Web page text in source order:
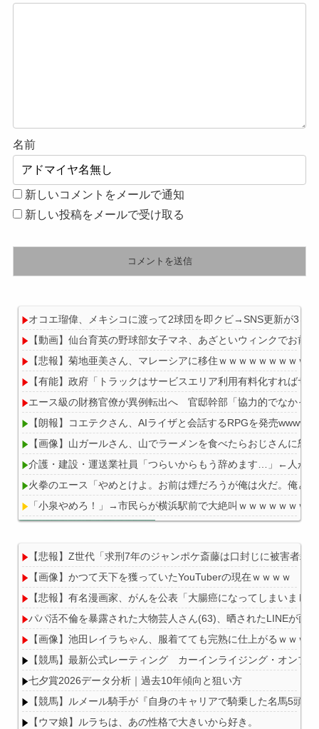
名前
新しいコメントをメールで通知
新しい投稿をメールで受け取る
オコエ瑠偉、メキシコに渡って2球団を即クビ→SNS更新が3ヶ
【動画】仙台育英の野球部女子マネ、あざといウィンクでお前
【悲報】菊地亜美さん、マレーシアに移住ｗｗｗｗｗｗｗｗｗ
【有能】政府「トラックはサービスエリア利用有料化すればサ
エース級の財務官僚が異例転出へ 官邸幹部「協力的でなかっ
【朗報】コエテクさん、AIライザと会話するRPGを発売
【画像】山ガールさん、山でラーメンを食べたらおじさんに怒
介護・建設・運送業社員「つらいからもう辞めます…」←人が
火拳のエース「やめとけよ。お前は煙だろうが俺は火だ。俺と
「小泉やめろ！」→市民らが横浜駅前で大絶叫ｗｗｗｗｗｗｗｗ
Powered by livedoor 相互RSS
【悲報】Z世代「求刑7年のジャンポケ斎藤は口封じに被害者
【画像】かつて天下を獲っていたYouTuberの現在ｗｗｗｗ
【悲報】有名漫画家、がんを公表「大腸癌になってしまいまし
パパ活不倫を暴露された大物芸人さん(63)、晒されたLINEが面
【画像】池田レイラちゃん、服着てても完熟に仕上がるｗｗｗ
【競馬】最新公式レーティング カーインライジング・オン
七夕賞2026データ分析｜過去10年傾向と狙い方
【競馬】ルメール騎手が『自身のキャリアで騎乗した名馬5頭』
【ウマ娘】ルラちは、あの性格で大きいから好き。